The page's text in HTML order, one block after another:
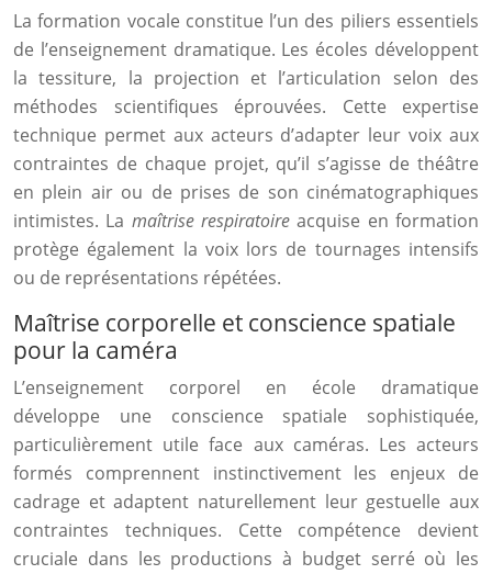
La formation vocale constitue l’un des piliers essentiels
de l’enseignement dramatique. Les écoles développent
la tessiture, la projection et l’articulation selon des
méthodes scientifiques éprouvées. Cette expertise
technique permet aux acteurs d’adapter leur voix aux
contraintes de chaque projet, qu’il s’agisse de théâtre
en plein air ou de prises de son cinématographiques
intimistes. La maîtrise respiratoireacquise en formation
protège également la voix lors de tournages intensifs
ou de représentations répétées.
Maîtrise corporelle et conscience spatiale
pour la caméra
L’enseignement corporel en école dramatique
développe une conscience spatiale sophistiquée,
particulièrement utile face aux caméras. Les acteurs
formés comprennent instinctivement les enjeux de
cadrage et adaptent naturellement leur gestuelle aux
contraintes techniques. Cette compétence devient
cruciale dans les productions à budget serré où les